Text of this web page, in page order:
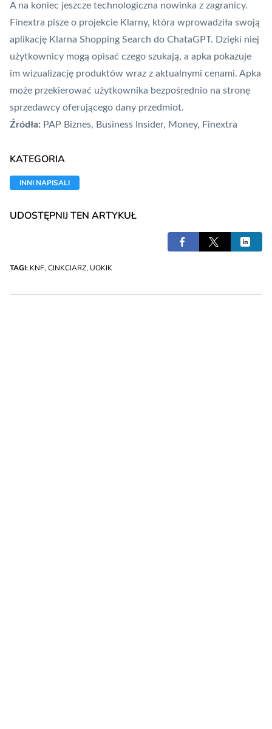
A na koniec jeszcze technologiczna nowinka z zagranicy.
Finextra pisze o projekcie Klarny, która wprowadziła swoją
aplikację Klarna Shopping Search do ChataGPT. Dzięki niej
użytkownicy mogą opisać czego szukają, a apka pokazuje
im wizualizację produktów wraz z aktualnymi cenami. Apka
może przekierować użytkownika bezpośrednio na stronę
sprzedawcy oferującego dany przedmiot.
Źródła: PAP Biznes, Business Insider, Money, Finextra
KATEGORIA
INNI NAPISALI
UDOSTĘPNIJ TEN ARTYKUŁ
TAGI: KNF, CINKCIARZ, UOKIK